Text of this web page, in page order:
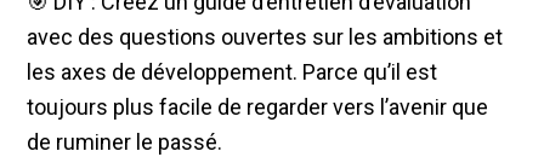
avec des questions ouvertes sur les ambitions et
les axes de développement. Parce qu’il est
toujours plus facile de regarder vers l’avenir que
de ruminer le passé.